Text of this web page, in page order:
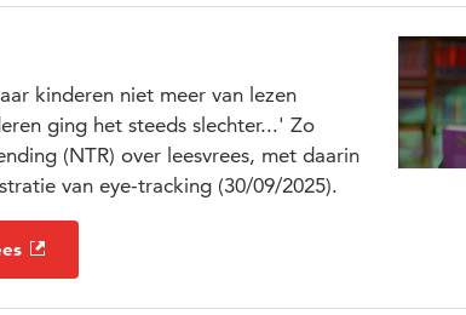
kinderen niet meer van lezen
ging het steeds slechter...' Zo
(NTR) over leesvrees, met daarin
van eye-tracking (30/09/2025).